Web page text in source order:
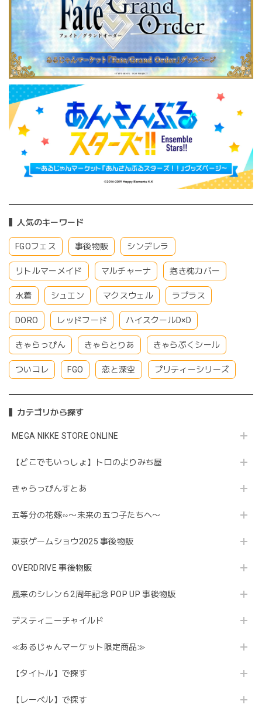
人気のキーワード
FGOフェス 事後物販 シンデレラ
リトルマーメイド マルチャーナ 抱き枕カバー
水着 シュエン マクスウェル ラプラス
DORO レッドフード ハイスクールD×D
きゃらっぴん きゃらとりあ きゃらぷくシール
ついコレ FGO 恋と深空 プリティーシリーズ
カテゴリから探す
MEGA NIKKE STORE ONLINE
【どこでもいっしょ】トロのよりみち屋
きゃらっぴんすとあ
五等分の花嫁∽〜未来の五つ子たちへ〜
東京ゲームショウ2025 事後物販
OVERDRIVE 事後物販
風来のシレン６2周年記念 POP UP 事後物販
デスティニーチャイルド
≪あるじゃんマーケット限定商品≫
【タイトル】で探す
【レーベル】で探す